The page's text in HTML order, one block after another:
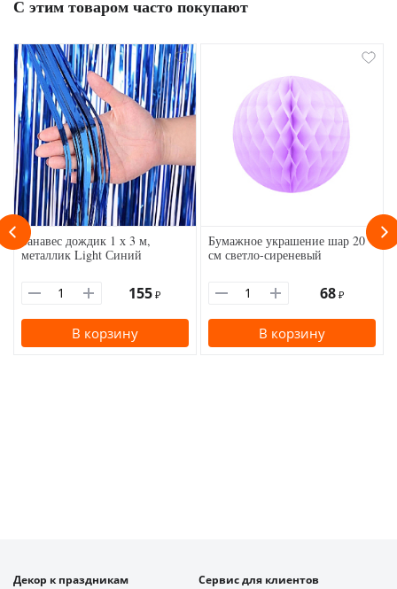
С этим товаром часто покупают
Занавес дождик 1 х 3 м,
металлик Light Синий
155 ₽
В корзину
Бумажное украшение шар 20
см светло-сиреневый
68 ₽
В корзину
Декор к праздникам
Сервис для клиентов